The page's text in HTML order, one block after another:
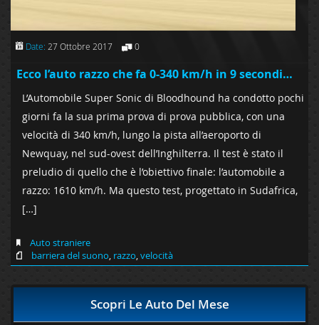
Date: 27 Ottobre 2017 0
Ecco l’auto razzo che fa 0-340 km/h in 9 secondi…
L’Automobile Super Sonic di Bloodhound ha condotto pochi
giorni fa la sua prima prova di prova pubblica, con una
velocità di 340 km/h, lungo la pista all’aeroporto di
Newquay, nel sud-ovest dell’Inghilterra. Il test è stato il
preludio di quello che è l’obiettivo finale: l’automobile a
razzo: 1610 km/h. Ma questo test, progettato in Sudafrica,
[…]
Auto straniere
barriera del suono, razzo,velocità
Scopri Le Auto Del Mese